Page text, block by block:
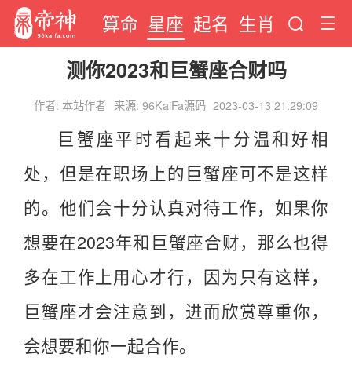
算命 星座 起名 生肖
测你2023和巨蟹座合财吗
作者: 本站作者 来源: 96KaiFa源码 2023-03-13 21:29:09
巨蟹座平时看起来十分温和好相
处，但是在职场上的巨蟹座可不是这样
的。他们会十分认真对待工作，如果你
想要在2023年和巨蟹座合财，那么也得
多在工作上用心才行，因为只有这样，
巨蟹座才会注意到，进而欣赏尊重你，
会想要和你一起合作。